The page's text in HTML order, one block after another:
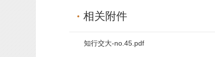
相关附件
知行交大-no.45.pdf